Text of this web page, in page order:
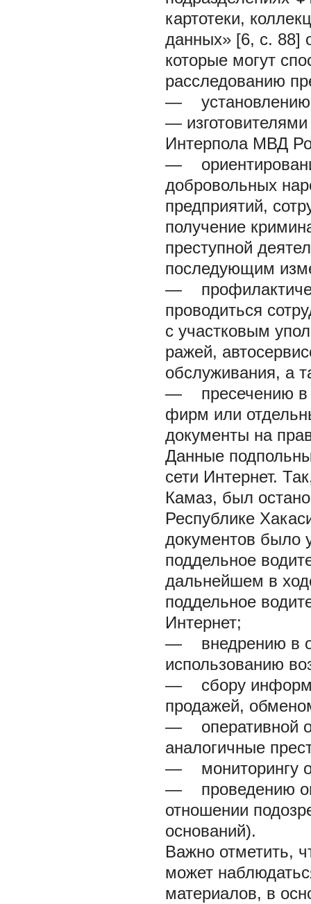
картотеки,
данных» [6, с. 88]
которые могут
расследованию
— установлению
—
Интерпола МВД
—
добровольных
предприятий,
получение
преступной
последующим
—
проводиться
с участковым
ражей,
обслуживания, а
— пресечению в
фирм или
документы на
Данные
сети Интернет.
Камаз, был
Республике
документов было
поддельное
дальнейшем в
поддельное
Интернет;
— внедрению в
использованию
— сбору
продажей,
— оперативной
аналогичные
— мониторингу
— проведению
отношении
оснований).
Важно отметить,
может
материалов, в